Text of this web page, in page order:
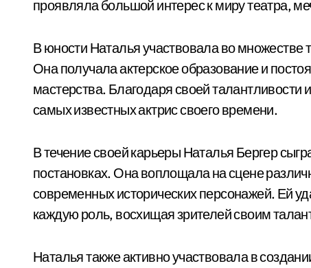
проявляла большой интерес к миру театра,
В юности Наталья участвовала во множестве
Она получала актерское образование и
мастерства. Благодаря своей талантливости
самых известных актрис своего времени.
В течение своей карьеры Наталья Бергер
постановках. Она воплощала на сцене
современных исторических персонажей. Ей
каждую роль, восхищая зрителей своим
Наталья также активно участвовала в